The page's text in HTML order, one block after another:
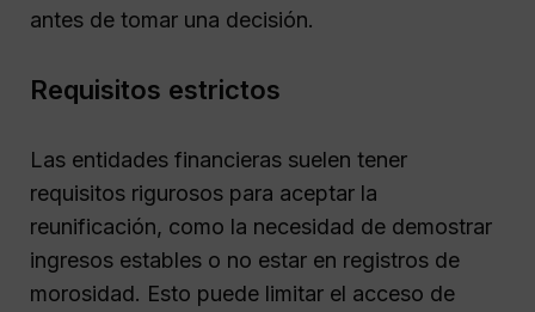
antes de tomar una decisión.
Requisitos estrictos
Las entidades financieras suelen tener
requisitos rigurosos para aceptar la
reunificación, como la necesidad de demostrar
ingresos estables o no estar en registros de
morosidad. Esto puede limitar el acceso de